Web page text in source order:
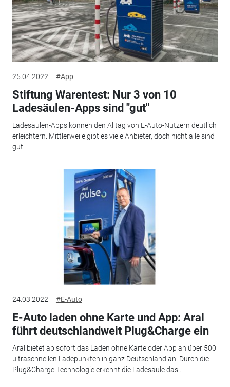
25.04.2022 #App
Stiftung Warentest: Nur 3 von 10
Ladesäulen-Apps sind "gut"
Ladesäulen-Apps können den Alltag von E-Auto-Nutzern deutlich
erleichtern. Mittlerweile gibt es viele Anbieter, doch nicht alle sind
gut.
24.03.2022 #E-Auto
E-Auto laden ohne Karte und App: Aral
führt deutschlandweit Plug&Charge ein
Aral bietet ab sofort das Laden ohne Karte oder App an über 500
ultraschnellen Ladepunkten in ganz Deutschland an. Durch die
Plug&Charge-Technologie erkennt die Ladesäule das...